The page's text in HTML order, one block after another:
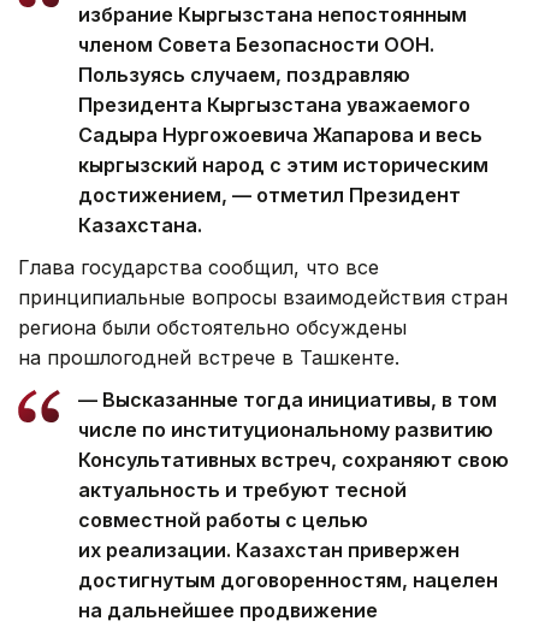
избрание Кыргызстана непостоянным
членом Совета Безопасности ООН.
Пользуясь случаем, поздравляю
Президента Кыргызстана уважаемого
Садыра Нургожоевича Жапарова и весь
кыргызский народ с этим историческим
достижением, — отметил Президент
Казахстана.
Глава государства сообщил, что все
принципиальные вопросы взаимодействия стран
региона были обстоятельно обсуждены
на прошлогодней встрече в Ташкенте.
— Высказанные тогда инициативы, в том
числе по институциональному развитию
Консультативных встреч, сохраняют свою
актуальность и требуют тесной
совместной работы с целью
их реализации. Казахстан привержен
достигнутым договоренностям, нацелен
на дальнейшее продвижение